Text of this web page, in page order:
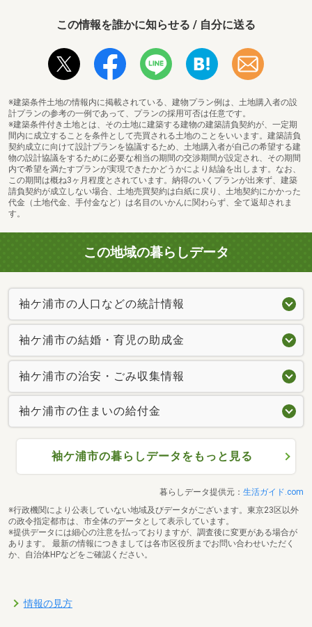
この情報を誰かに知らせる / 自分に送る
※建築条件土地の情報内に掲載されている、建物プラン例は、土地購入者の設
計プランの参考の一例であって、プランの採用可否は任意です。
※建築条件付き土地とは、その土地に建築する建物の建築請負契約が、一定期
間内に成立することを条件として売買される土地のことをいいます。建築請負
契約成立に向けて設計プランを協議するため、土地購入者が自己の希望する建
物の設計協議をするために必要な相当の期間の交渉期間が設定され、その期間
内で希望を満たすプランが実現できたかどうかにより結論を出します。なお、
この期間は概ね3ヶ月程度とされています。納得のいくプランが出来ず、建築
請負契約が成立しない場合、土地売買契約は白紙に戻り、土地契約にかかった
代金（土地代金、手付金など）は名目のいかんに関わらず、全て返却されま
す。
この地域の暮らしデータ
袖ケ浦市の人口などの統計情報
袖ケ浦市の結婚・育児の助成金
袖ケ浦市の治安・ごみ収集情報
袖ケ浦市の住まいの給付金
袖ケ浦市の暮らしデータをもっと見る
暮らしデータ提供元： 生活ガイド.com
※行政機関により公表していない地域及びデータがございます。東京23区以外
の政令指定都市は、市全体のデータとして表示しています。
※提供データには細心の注意を払っておりますが、調査後に変更がある場合が
あります。 最新の情報につきましては各市区役所までお問い合わせいただく
か、自治体HPなどをご確認ください。
情報の見方